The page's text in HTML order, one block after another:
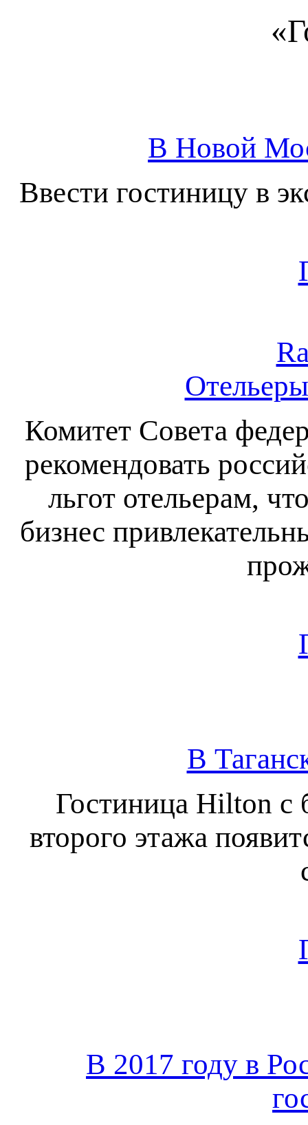
В Новой
Ввести гостиницу в
Комитет Совета
рекомендовать
льгот отельерам,
бизнес
В
Гостиница Hilton с
второго этажа
В 2017 году в